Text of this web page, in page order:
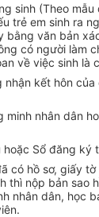
sinh (Theo
trẻ em sinh ra
bằng văn bản
có người làm
về việc sinh là
nhận kết hôn
minh nhân dân
hoặc Sổ đăng ký
có hồ sơ, giấy
thì nộp bản sao
nhân dân, học